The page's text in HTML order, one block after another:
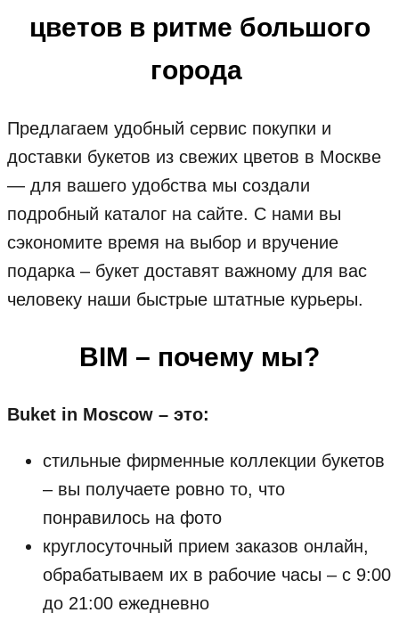
цветов в ритме большого
города
Предлагаем удобный сервис покупки и
доставки букетов из свежих цветов в Москве
— для вашего удобства мы создали
подробный каталог на сайте. С нами вы
сэкономите время на выбор и вручение
подарка – букет доставят важному для вас
человеку наши быстрые штатные курьеры.
BIM – почему мы?
Buket in Moscow – это:
стильные фирменные коллекции букетов
– вы получаете ровно то, что
понравилось на фото
круглосуточный прием заказов онлайн,
обрабатываем их в рабочие часы – с 9:00
до 21:00 ежедневно